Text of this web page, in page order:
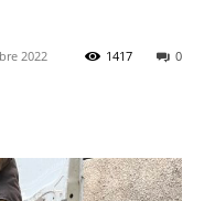
2022 0
1417